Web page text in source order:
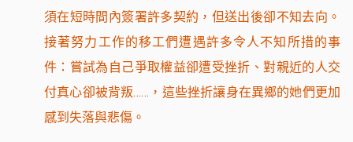
須在短時間內簽署許多契約，但送出後卻不知去向。
接著努力工作的移工們遭遇許多令人不知所措的事
件：嘗試為自己爭取權益卻遭受挫折、對親近的人交
付真心卻被背叛……，這些挫折讓身在異鄉的她們更加
感到失落與悲傷。